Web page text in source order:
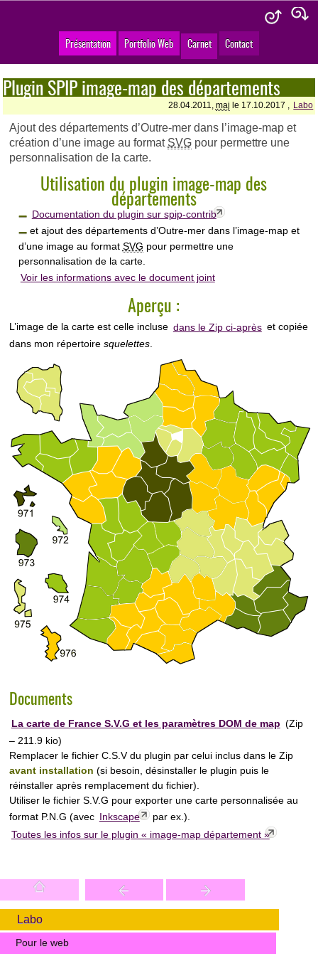
Présentation Portfolio Web Carnet Contact
Plugin SPIP image-map des départements
28.04.2011, maj le 17.10.2017 , Labo
Ajout des départements d’Outre-mer dans l’image-map et
création d’une image au format SVGpour permettre une
personnalisation de la carte.
Utilisation du plugin image-map des
départements
Documentation du plugin sur spip-contrib
et ajout des départements d’Outre-mer dans l’image-map et
d’une image au format SVG pour permettre une
personnalisation de la carte.
Voir les informations avec le document joint
Aperçu :
L’image de la carte est celle incluse dans le Zip ci-après et copiée
dans mon répertoire squelettes.
Documents
La carte de France S.V.G et les paramètres DOM de map (Zip
– 211.9 kio)
Remplacer le fichier C.S.V du plugin par celui inclus dans le Zip
avant installation (si besoin, désinstaller le plugin puis le
réinstaller après remplacement du fichier).
Utiliser le fichier S.V.G pour exporter une carte personnalisée au
format P.N.G (avec Inkscape
par ex.).
Toutes les infos sur le plugin « image-map département »
Labo
Pour le web